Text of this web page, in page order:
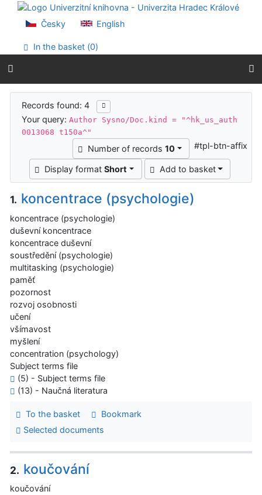
Go to content
Go to menu
Accessibility declaration
Česky English
In the basket (0)
Search results
Records found: 4
Your query:Author Sysno/Doc.kind = "^hk_us_auth
0013068 t150a^"
Number of records 10
Display formatShort Add to basket
#tpl-btn-affix
1. koncentrace (psychologie)
koncentrace (psychologie)
duševní koncentrace
koncentrace duševní
soustředění (psychologie)
multitasking (psychologie)
paměť
pozornost
rozvoj osobnosti
učení
všímavost
myšlení
concentration (psychology)
Subject terms file
(5) - Subject terms file
(13) - Naučná literatura
To the basket
Bookmark
Selected documents
2. koučování
koučování